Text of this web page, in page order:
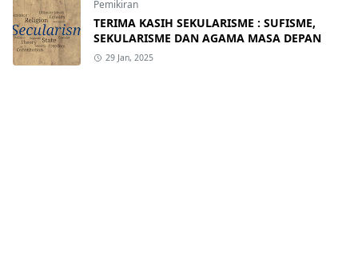
Pemikiran
TERIMA KASIH SEKULARISME : SUFISME,
SEKULARISME DAN AGAMA MASA DEPAN
29 Jan, 2025